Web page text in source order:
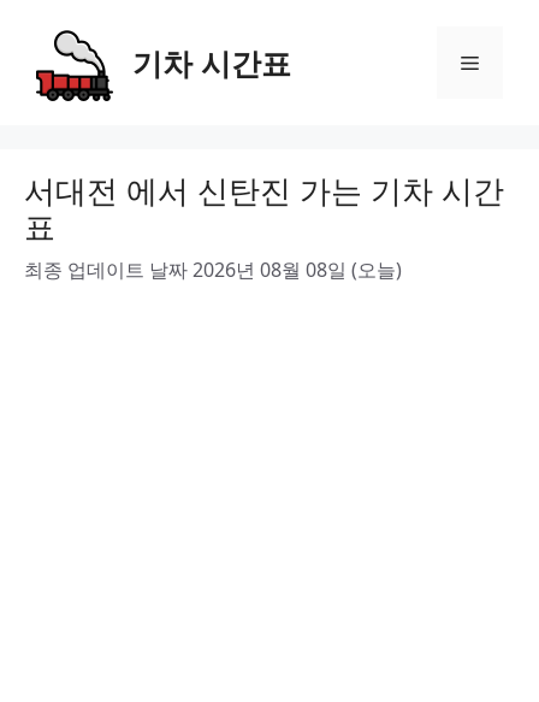
content
기차 시간표 Menu
서대전 에서 신탄진 가는 기차 시간
표
최종 업데이트 날짜 2026년 08월 08일 (오늘)